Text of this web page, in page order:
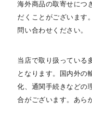
海外商品の取寄せにつ
だくことがございます
問い合わせください。
当店で取り扱っている
となります。国内外の
化、通関手続きなどの
合がございます。あら